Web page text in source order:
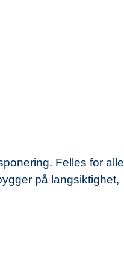
Felles for alle
på langsiktighet,